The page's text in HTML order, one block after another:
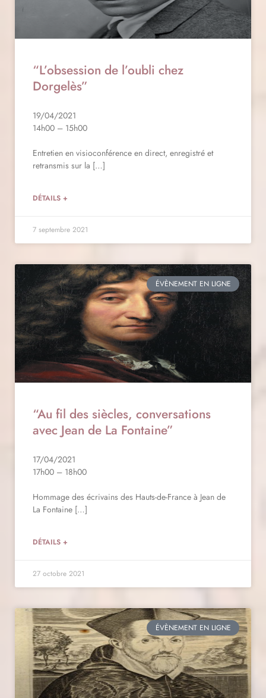
“L’obsession de l’oubli chez
Dorgelès”
19/04/2021
14h00 – 15h00
Entretien en visioconférence en direct, enregistré et
retransmis sur la […]
DÉTAILS +
7 septembre 2021
ÉVÈNEMENT EN LIGNE
“Au fil des siècles, conversations
avec Jean de La Fontaine”
17/04/2021
17h00 – 18h00
Hommage des écrivains des Hauts-de-France à Jean de
La Fontaine […]
DÉTAILS +
27 octobre 2021
ÉVÈNEMENT EN LIGNE